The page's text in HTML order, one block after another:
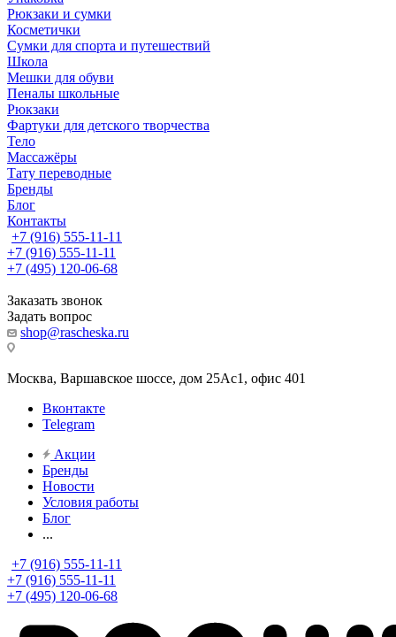
Рюкзаки и сумки
Косметички
Сумки для спорта и путешествий
Школа
Мешки для обуви
Пеналы школьные
Рюкзаки
Фартуки для детского творчества
Тело
Массажёры
Тату переводные
Бренды
Блог
Контакты
+7 (916) 555-11-11
+7 (916) 555-11-11
+7 (495) 120-06-68
Заказать звонок
Задать вопрос
shop@rascheska.ru
Москва, Варшавское шоссе, дом 25Аc1, офис 401
Вконтакте
Telegram
Акции
Бренды
Новости
Условия работы
Блог
...
+7 (916) 555-11-11
+7 (916) 555-11-11
+7 (495) 120-06-68